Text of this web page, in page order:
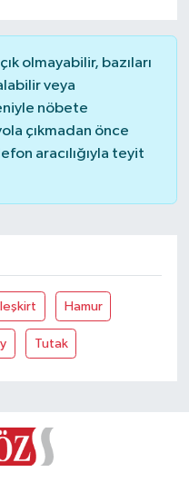
olmayabilir, bazıları
veya
nöbete
çıkmadan önce
aracılığıyla teyit
Hamur
Tutak